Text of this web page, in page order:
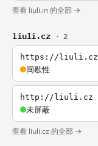
查看 liuli.in 的全部 →
liuli.cz · 2
https://liuli.cz
间歇性
http://liuli.cz
未屏蔽
查看 liuli.cz 的全部 →